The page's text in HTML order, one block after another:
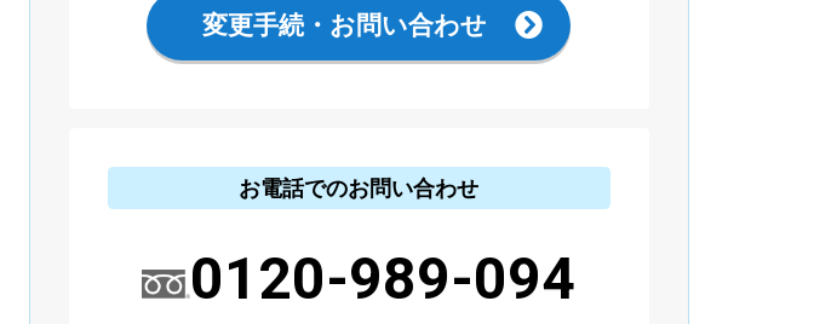
変更手続・お問い合わせ
お電話でのお問い合わせ
0120-989-094